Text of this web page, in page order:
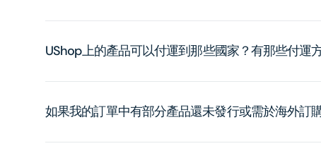
UShop上的產品可以付運到那些國家？有那些付運
如果我的訂單中有部分產品還未發行或需於海外訂